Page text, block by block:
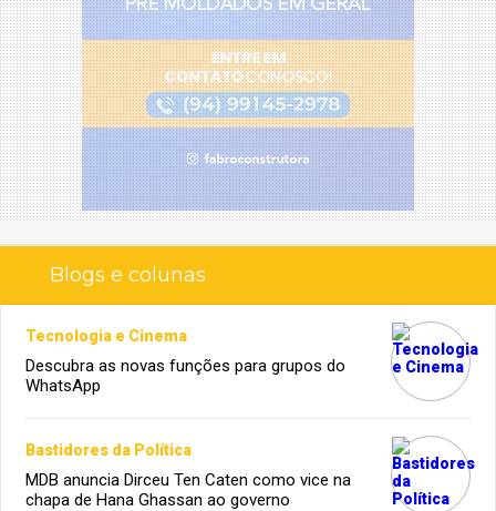
Blogs e colunas
Tecnologia e Cinema
Descubra as novas funções para grupos do
WhatsApp
Bastidores da Política
MDB anuncia Dirceu Ten Caten como vice na
chapa de Hana Ghassan ao governo